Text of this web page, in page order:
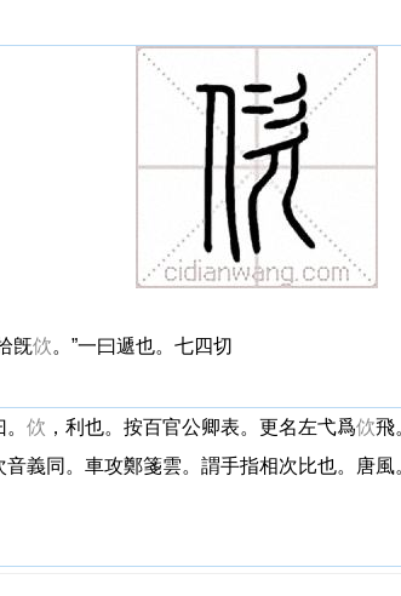
旣佽。”一曰遞也。七四切
佽 ，利也。按百官公卿表。更名左弋爲佽飛
音義同。車攻鄭箋雲。謂手指相次比也。唐風